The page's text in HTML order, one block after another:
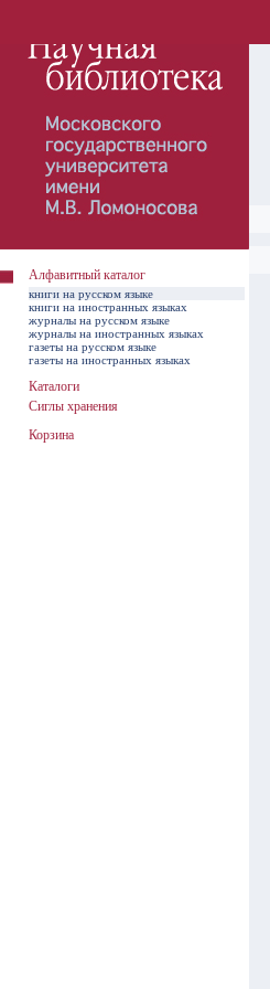
Алфавитный каталог
книги на русском языке
книги на иностранных языках
журналы на русском языке
журналы на иностранных языках
газеты на русском языке
газеты на иностранных языках
Каталоги
Сиглы хранения
Корзина